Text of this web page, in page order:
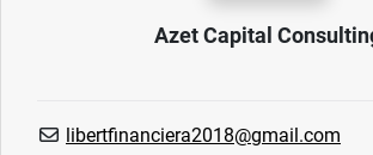
Azet Capital
libertfinanciera2018@gmail.com